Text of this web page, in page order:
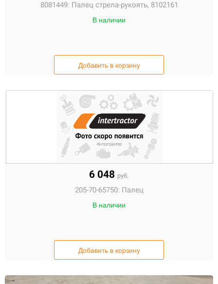
8081449: Палец стрела-рукоять, 8102161
В наличии
Добавить в корзину
6 048 руб.
205-70-65750: Палец
В наличии
Добавить в корзину